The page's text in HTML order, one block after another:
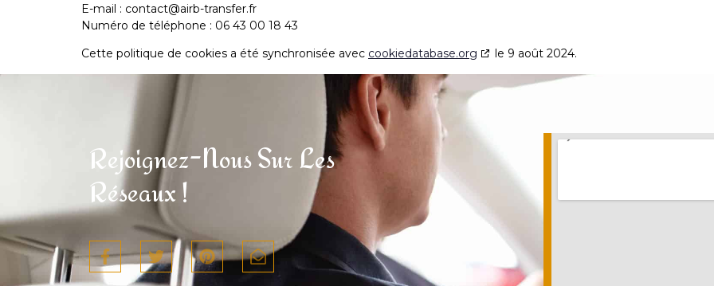
E-mail : contact@airb-transfer.fr
Numéro de téléphone : 06 43 00 18 43
Cette politique de cookies a été synchronisée avec cookiedatabase.org le 9 août 2024.
Rejoignez-Nous Sur Les
Réseaux !